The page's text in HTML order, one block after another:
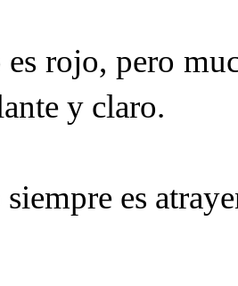
rojo, pero
y claro.
es